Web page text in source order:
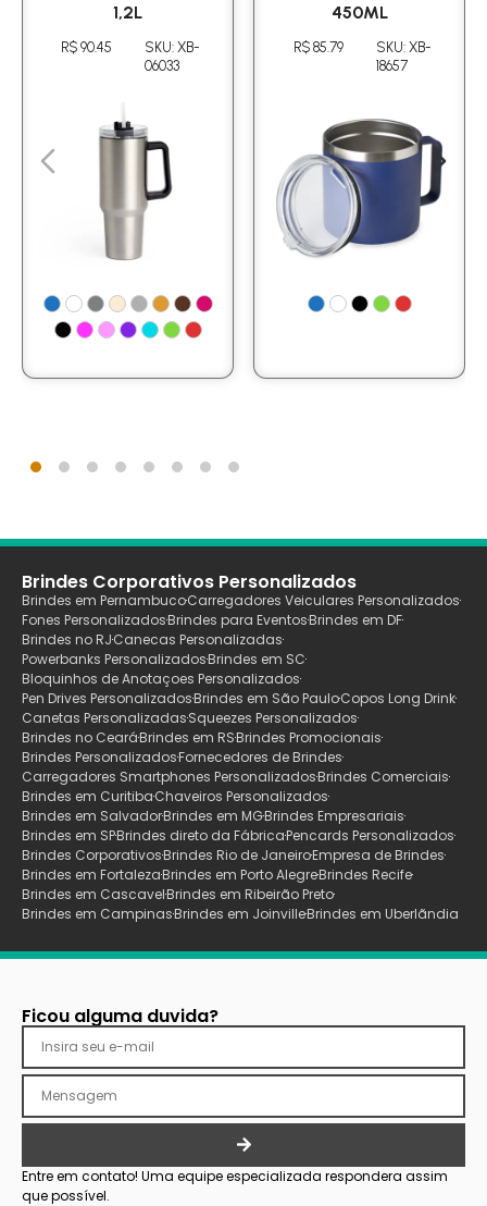
1,2L
R$ 90.45
SKU: XB-
06033
450ML
R$ 85.79
SKU: XB-
18657
Brindes Corporativos Personalizados
Brindes em PernambucoCarregadores Veiculares Personalizados
Fones PersonalizadosBrindes para EventosBrindes em DF
Brindes no RJCanecas Personalizadas
Powerbanks PersonalizadosBrindes em SC
Bloquinhos de Anotaçoes Personalizados
Pen Drives PersonalizadosBrindes em São PauloCopos Long Drink
Canetas PersonalizadasSqueezes Personalizados
Brindes no CearáBrindes em RSBrindes Promocionais
Brindes PersonalizadosFornecedores de Brindes
Carregadores Smartphones PersonalizadosBrindes Comerciais
Brindes em CuritibaChaveiros Personalizados
Brindes em SalvadorBrindes em MGBrindes Empresariais
Brindes em SPBrindes direto da FábricaPencards Personalizados
Brindes CorporativosBrindes Rio de JaneiroEmpresa de Brindes
Brindes em FortalezaBrindes em Porto AlegreBrindes Recife
Brindes em CascavelBrindes em Ribeirão Preto
Brindes em CampinasBrindes em JoinvilleBrindes em Uberlãndia
Ficou alguma duvida?
Entre em contato! Uma equipe especializada respondera assim
que possível.